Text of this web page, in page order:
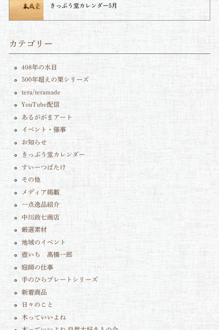
きっぷう堂カレンダー5月
カテゴリー
408年の水目
500年超えの栗シリーズ
tera/teramade
YouTube配信
あるががまアート
イベント・催事
お知らせ
きっぷう堂カレンダー
すいーつばたけ
その他
メディア掲載
一点逸品紹介
中川政七商店
厳選素材
地域のイベント
壺いち 髙橋一郎
庭師の仕事
手のひらプレートシリーズ
新着商品
日々のこと
木っていいよね